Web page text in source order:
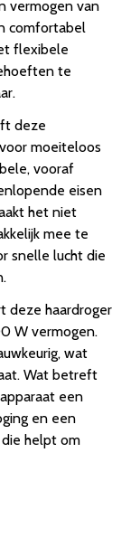
vermogen van
comfortabel
flexibele
te
deze
moeiteloos
vooraf
eisen
het niet
mee te
snelle lucht die
deze haardroger
W vermogen.
wat
Wat betreft
een
en een
helpt om